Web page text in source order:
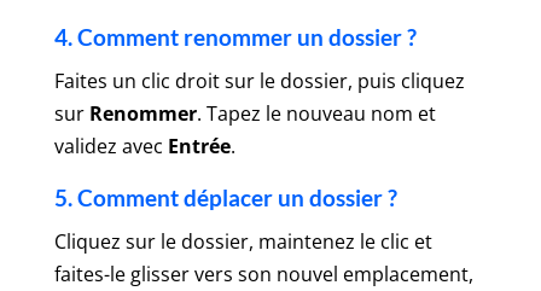
4. Comment renommer un dossier ?
Faites un clic droit sur le dossier, puis cliquez
sur Renommer. Tapez le nouveau nom et
validez avec Entrée.
5. Comment déplacer un dossier ?
Cliquez sur le dossier, maintenez le clic et
faites-le glisser vers son nouvel emplacement,